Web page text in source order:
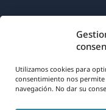
Utilizamos cookies para
consentimiento nos
navegación. No dar su
RGPD